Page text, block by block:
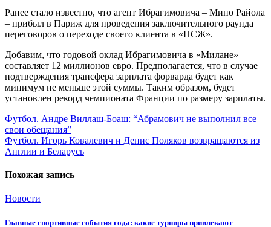
Ранее стало известно, что агент Ибрагимовича – Мино Райола
– прибыл в Париж для проведения заключительного раунда
переговоров о переходе своего клиента в «ПСЖ».
Добавим, что годовой оклад Ибрагимовича в «Милане»
составляет 12 миллионов евро. Предполагается, что в случае
подтверждения трансфера зарплата форварда будет как
минимум не меньше этой суммы. Таким образом, будет
установлен рекорд чемпионата Франции по размеру зарплаты.
Навигация
по
записям
Футбол. Андре Виллаш-Боаш: “Абрамович не выполнил все
свои обещания”
Футбол. Игорь Ковалевич и Денис Поляков возвращаются из
Англии и Беларусь
Похожая запись
Новости
Главные спортивные события года: какие турниры привлекают